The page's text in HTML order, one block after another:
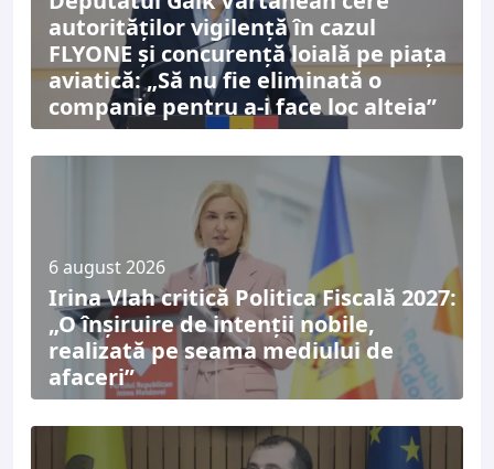
autorităților vigilență în cazul
FLYONE și concurență loială pe piața
aviatică: „Să nu fie eliminată o
companie pentru a-i face loc alteia”
6 august 2026
Irina Vlah critică Politica Fiscală 2027:
„O înșiruire de intenții nobile,
realizată pe seama mediului de
afaceri”